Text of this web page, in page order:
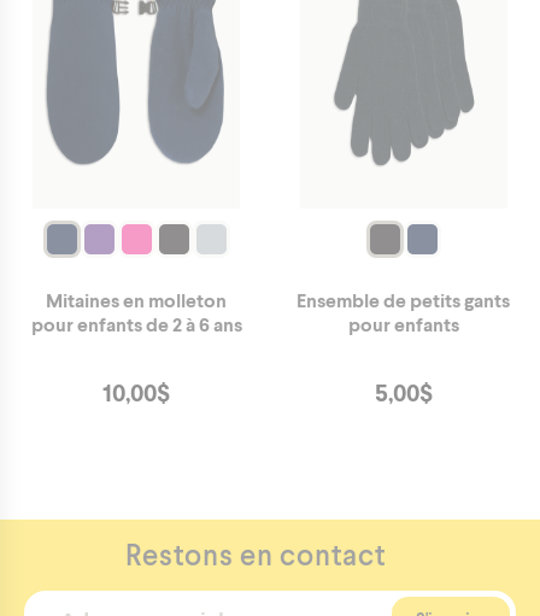
Mitaines en molleton
pour enfants de 2 à 6 ans
10,00$
Ensemble de petits gants
pour enfants
5,00$
Restons en contact